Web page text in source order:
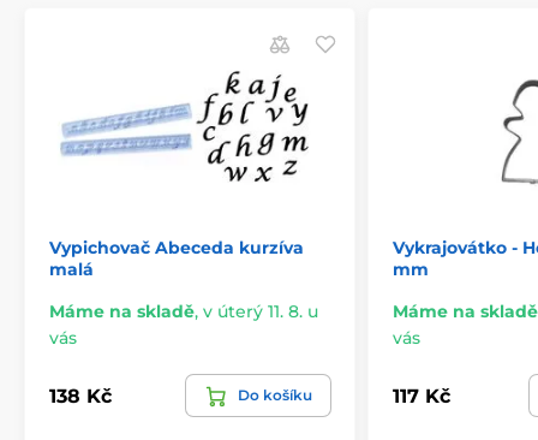
Vypichovač Abeceda kurzíva
malá
Máme na skladě, v úterý 11. 8. u
vás
138 Kč Do košíku
Vykrajovátko -
mm
Máme na skladě
vás
117 Kč